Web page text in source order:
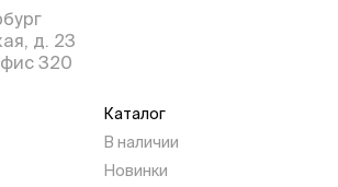
д. 23
320
Каталог
В наличии
Новинки